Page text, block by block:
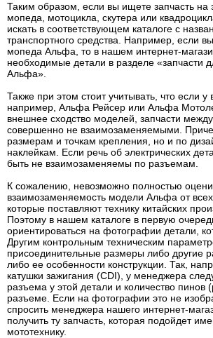
Таким образом, если вы ищете запчасть на
мопеда, мотоцикла, скутера или
искать в соответствующем каталоге с
транспортного средства. Например, если
мопеда Альфа, то в нашем интернет-
необходимые детали в разделе «запчасти
Альфа».
Также при этом стоит учитывать, что если у
например, Альфа Рейсер или Альфа
внешнее сходство моделей, запчасти
совершенно не взаимозаменяемыми.
размерам и точкам крепления, но и по
наклейкам. Если речь об электрических
быть не взаимозаменяемы по разъемам.
К сожалению, невозможно полностью
взаимозаменяемость модели Альфа от
которые поставляют технику китайских
Поэтому в нашем каталоге в первую
ориентироваться на фотографии детали,
Другим контрольным техническим
присоединительные размеры либо другие
либо ее особенности конструкции. Так,
катушки зажигания (CDI), у менеджера
разъема у этой детали и количество пинов
разъеме. Если на фотографии это не
спросить менеджера нашего интернет-
получить ту запчасть, которая подойдет
мототехнику.